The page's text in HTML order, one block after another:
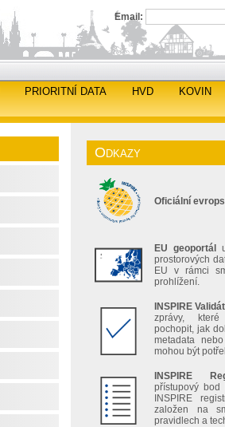
Email:
PRIORITNÍ DATA HVD KOVIN
Odkazy
Oficiální
EU geoportál
prostorových
EU v rámci
prohlížení.
INSPIRE
zprávy, které
pochopit, jak
metadata
mohou být
INSPIRE
přístupový bod
INSPIRE
založen na
pravidlech a